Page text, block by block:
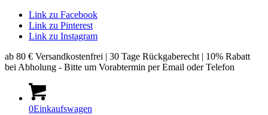
Link zu Facebook
Link zu Pinterest
Link zu Instagram
ab 80 € Versandkostenfrei | 30 Tage Rückgaberecht | 10% Rabatt
bei Abholung - Bitte um Vorabtermin per Email oder Telefon
0Einkaufswagen